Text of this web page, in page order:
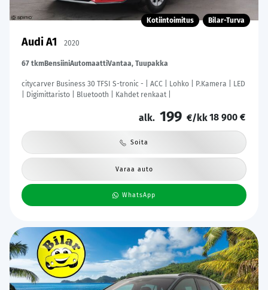
Kotiintoimitus Bilar-Turva
Audi A1 2020
67 tkmBensiiniAutomaattiVantaa, Tuupakka
citycarver Business 30 TFSI S-tronic - | ACC | Lohko | P.Kamera | LED
| Digimittaristo | Bluetooth | Kahdet renkaat |
alk. 199 €/kk18 900 €
Soita
Varaa auto
WhatsApp